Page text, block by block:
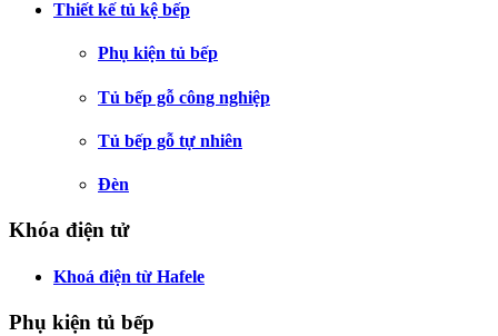
Thiết kế tủ kệ bếp
Phụ kiện tủ bếp
Tủ bếp gỗ công nghiệp
Tủ bếp gỗ tự nhiên
Đèn
Khóa điện tử
Khoá điện từ Hafele
Phụ kiện tủ bếp